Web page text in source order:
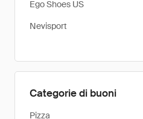
Ego Shoes US
Nevisport
Categorie di buoni
Pizza